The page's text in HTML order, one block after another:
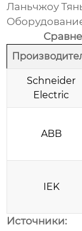
Ланьчжоу
Schneider
Electric
ABB
IEK
Источники: